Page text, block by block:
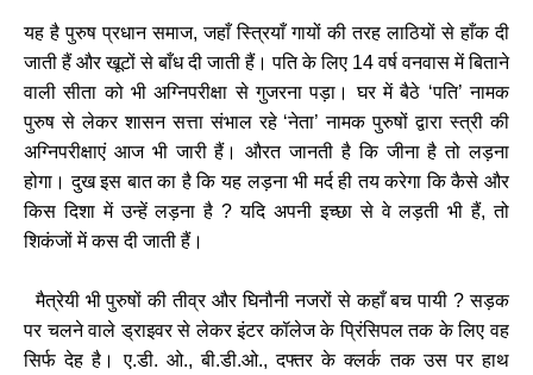
यह है पुरुष प्रधान समाज, जहाँ स्त्रियाँ गायों की तरह लाठियों से हाँक दी
जाती हैं और खूटों से बाँध दी जाती हैं। पति के लिए 14 वर्ष वनवास में बिताने
वाली सीता को भी अग्निपरीक्षा से गुजरना पड़ा। घर में बैठे ‘पति’ नामक
पुरुष से लेकर शासन सत्ता संभाल रहे ‘नेता’ नामक पुरुषों द्वारा स्त्री की
अग्निपरीक्षाएं आज भी जारी हैं। औरत जानती है कि जीना है तो लड़ना
होगा। दुख इस बात का है कि यह लड़ना भी मर्द ही तय करेगा कि कैसे और
किस दिशा में उन्हें लड़ना है ? यदि अपनी इच्छा से वे लड़ती भी हैं, तो
शिकंजों में कस दी जाती हैं।
मैत्रेयी भी पुरुषों की तीव्र और घिनौनी नजरों से कहाँ बच पायी ? सड़क
पर चलने वाले ड्राइवर से लेकर इंटर कॉलेज के प्रिंसिपल तक के लिए वह
सिर्फ देह है। ए.डी. ओ., बी.डी.ओ., दफ्तर के क्लर्क तक उस पर हाथ